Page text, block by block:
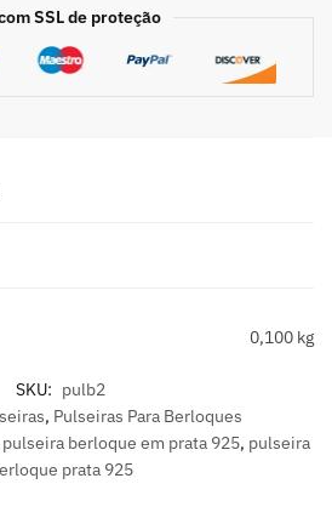
SSL de proteção
0,100 kg
SKU: pulb2
, Pulseiras Para Berloques
pulseira berloque em prata 925, pulseira
prata 925